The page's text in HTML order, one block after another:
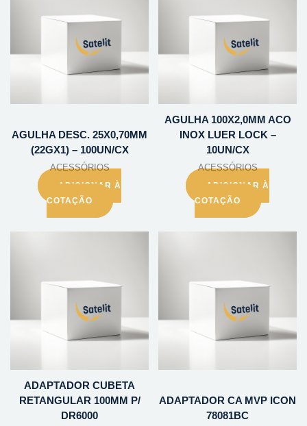
AGULHA DESC. 25X0,70MM
(22GX1) – 100UN/CX
ACESSÓRIOS
ADICIONAR À
COTAÇÃO
AGULHA 100X2,0MM ACO
INOX LUER LOCK –
10UN/CX
ACESSÓRIOS
ADICIONAR À
COTAÇÃO
ADAPTADOR CUBETA
RETANGULAR 100MM P/
DR6000
ADAPTADOR CA MVP ICON
78081BC